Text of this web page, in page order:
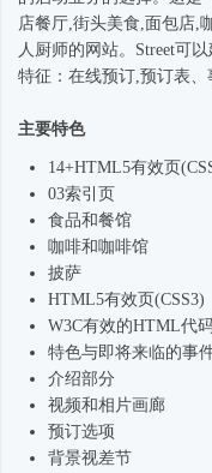
店餐厅,街头美食,面包店,
人厨师的网站。Street可
特征：在线预订,预订表、
主要特色
14+HTML5有效页
03索引页
食品和餐馆
咖啡和咖啡馆
披萨
HTML5有效页(CSS3)
W3C有效的HTML代
特色与即将来临的事
介绍部分
视频和相片画廊
预订选项
背景视差节